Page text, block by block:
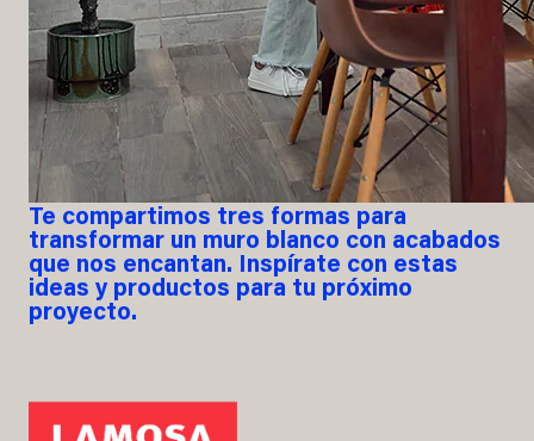
Te compartimos tres formas para
transformar un muro blanco con acabados
que nos encantan. Inspírate con estas
ideas y productos para tu próximo
proyecto.